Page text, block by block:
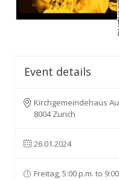
Event details
Kirchgemeindehaus
8004 Zurich
26.01.2024
Freitag, 5:00 p.m. to